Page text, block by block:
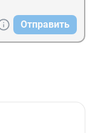
Отправить